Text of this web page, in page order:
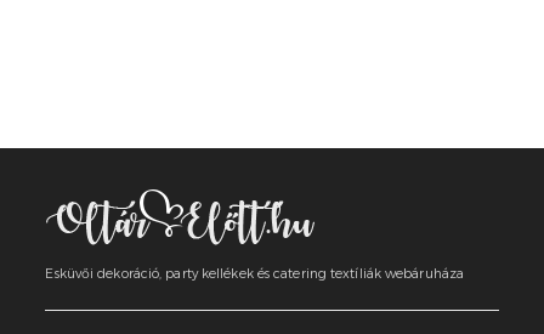
Esküvői dekoráció, party kellékek és catering textíliák webáruháza